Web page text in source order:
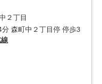
２丁目
分 森町中２丁目停 停歩3